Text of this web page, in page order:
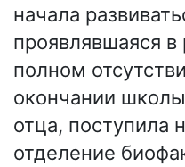
начала
проявлявшаяся в
полном
окончании
отца, поступила
отделение